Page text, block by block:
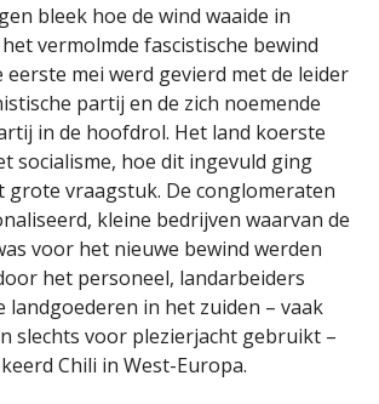
bleek hoe de wind waaide in
vermolmde fascistische bewind
eerste mei werd gevierd met de leider
partij en de zich noemende
in de hoofdrol. Het land koerste
socialisme, hoe dit ingevuld ging
grote vraagstuk. De conglomeraten
kleine bedrijven waarvan de
voor het nieuwe bewind werden
het personeel, landarbeiders
landgoederen in het zuiden – vaak
slechts voor plezierjacht gebruikt –
Chili in West-Europa.